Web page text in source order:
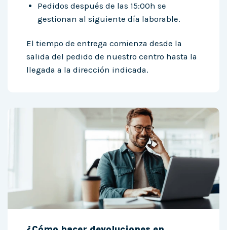
Pedidos después de las 15:00h se
gestionan al siguiente día laborable.
El tiempo de entrega comienza desde la
salida del pedido de nuestro centro hasta la
llegada a la dirección indicada.